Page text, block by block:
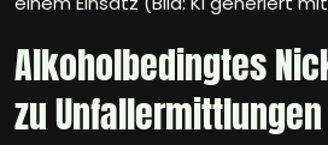
Alkoholbedingtes
zu Unfallermittlungen